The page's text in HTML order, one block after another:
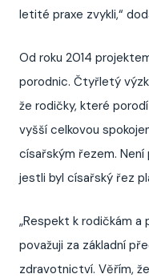
letité praxe zvykli,“
Od roku 2014
porodnic. Čtyřletý
že rodičky, které
vyšší celkovou
císařským řezem.
jestli byl císařský řez
„Respekt k rodičkám
považuji za základní
zdravotnictví. Věřím,